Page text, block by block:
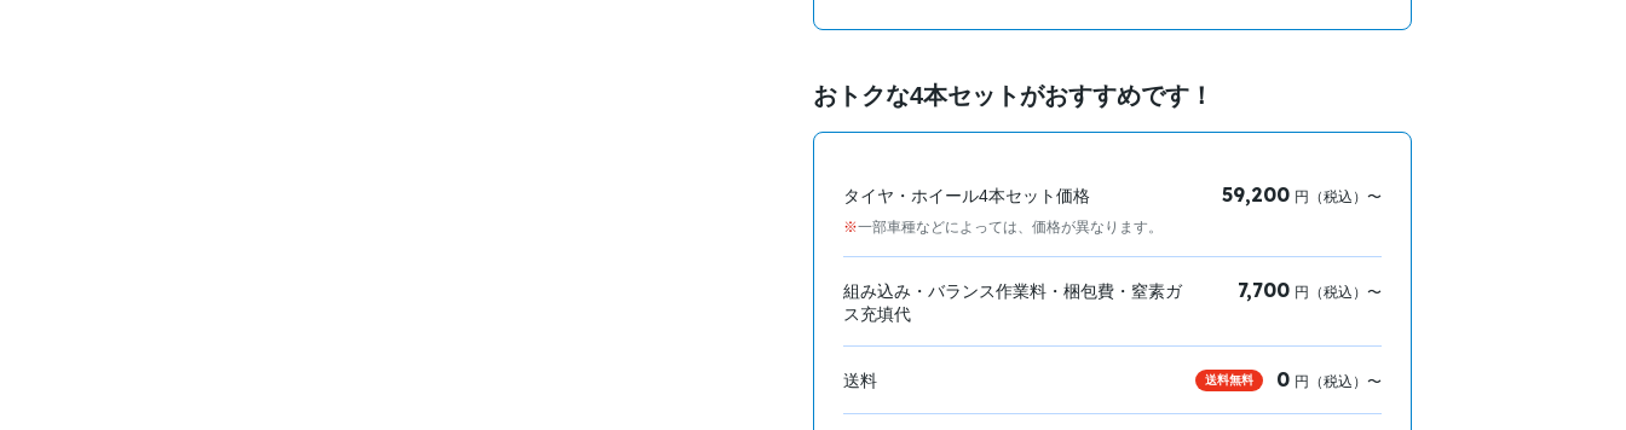
おトクな4本セットがおすすめです！
タイヤ・ホイール4本セット価格
一部車種などによっては、価格が異なります。
59,200 円（税込）〜
組み込み・バランス作業料・梱包費・窒素ガ
ス充填代
7,700 円（税込）〜
送料 送料無料 0 円（税込）〜